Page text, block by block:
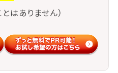
はありません）